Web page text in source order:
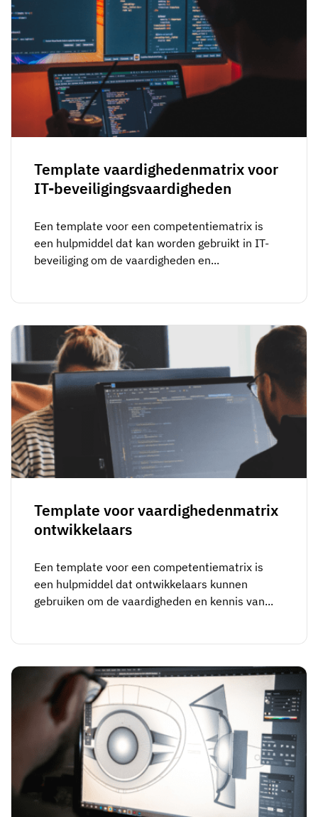
Template vaardighedenmatrix voor
IT-beveiligingsvaardigheden
Een template voor een competentiematrix is
een hulpmiddel dat kan worden gebruikt in IT-
beveiliging om de vaardigheden en...
Template voor vaardighedenmatrix
ontwikkelaars
Een template voor een competentiematrix is
een hulpmiddel dat ontwikkelaars kunnen
gebruiken om de vaardigheden en kennis van...